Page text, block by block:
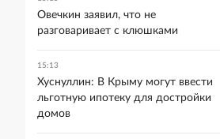
Овечкин заявил, что не
разговаривает с клюшками
15:13
Хуснуллин: В Крыму могут ввести
льготную ипотеку для достройки
домов